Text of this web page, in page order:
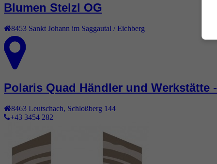
Blumen Stelzl OG
8453 Sankt Johann im Saggautal / Eichberg
Polaris Quad Händler und Werkstätte
8463 Leutschach, Schloßberg 144
+43 3454 282